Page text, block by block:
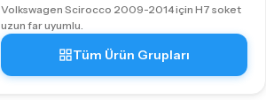
Volkswagen Scirocco 2009-2014 için H7 soket
uzun far uyumlu.
Tüm Ürün Grupları